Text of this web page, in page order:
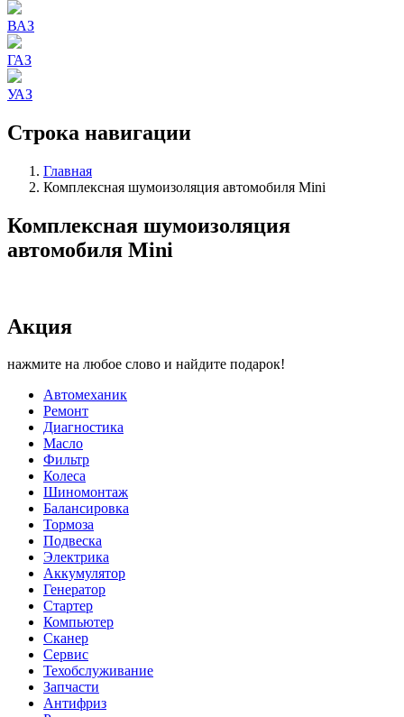
ВАЗ
ГАЗ
УАЗ
Строка навигации
Главная
Комплексная шумоизоляция автомобиля Mini
Комплексная шумоизоляция
автомобиля Mini
Акция
нажмите на любое слово и найдите подарок!
Автомеханик
Ремонт
Диагностика
Масло
Фильтр
Колеса
Шиномонтаж
Балансировка
Тормоза
Подвеска
Электрика
Аккумулятор
Генератор
Стартер
Компьютер
Сканер
Сервис
Техобслуживание
Запчасти
Антифриз